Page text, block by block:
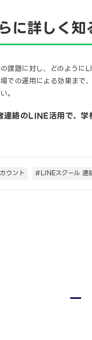
に詳しく知
課題に対し、どのように
での運用による効果まで
。
連絡のLINE活用で、
ウント #LINEスクール 連